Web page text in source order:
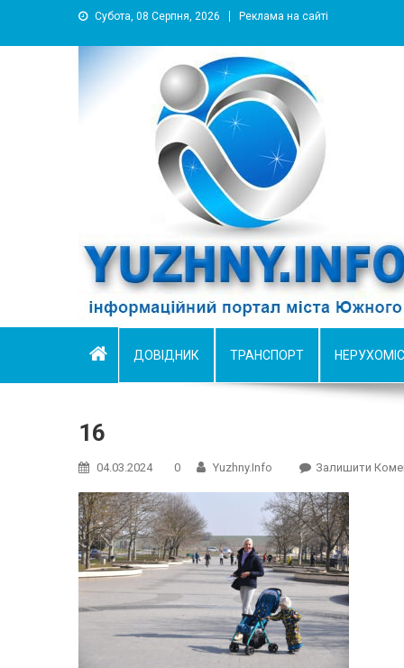
Субота, 08 Серпня, 2026 Реклама на сайті
YUZHNY.INFO
информационный портал города Южный
ДОВІДНИК ТРАНСПОРТ
16
04.03.2024 0 Yuzhny.info Залишити